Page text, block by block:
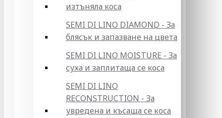
изтъняла коса
SEMI DI LINO DIAMOND - За
блясък и запазване на цвета
SEMI DI LINO MOISTURE - За
суха и заплитаща се коса
SEMI DI LINO
RECONSTRUCTION - За
увредена и късаща се коса